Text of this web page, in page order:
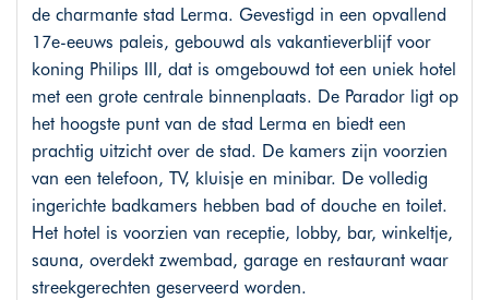
de charmante stad Lerma. Gevestigd in een opvallend
17e-eeuws paleis, gebouwd als vakantieverblijf voor
koning Philips III, dat is omgebouwd tot een uniek hotel
met een grote centrale binnenplaats. De Parador ligt op
het hoogste punt van de stad Lerma en biedt een
prachtig uitzicht over de stad. De kamers zijn voorzien
van een telefoon, TV, kluisje en minibar. De volledig
ingerichte badkamers hebben bad of douche en toilet.
Het hotel is voorzien van receptie, lobby, bar, winkeltje,
sauna, overdekt zwembad, garage en restaurant waar
streekgerechten geserveerd worden.